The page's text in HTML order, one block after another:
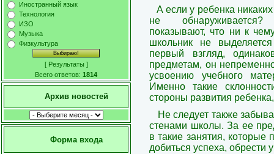
Иностранный язык
Технология
ИЗО
Музыка
Физкультура
[ Результаты ]
Всего ответов: 1814
Архив новостей
Форма входа
А если у ребенка
не обнаруживается?
показывают, что ни к
школьник не
первый взгляд,
предметам, он
усвоению учебного
Именно такие
стороны развития
Не следует также
стенами школы. За ее
в такие занятия, которые
добиться успеха, обрести